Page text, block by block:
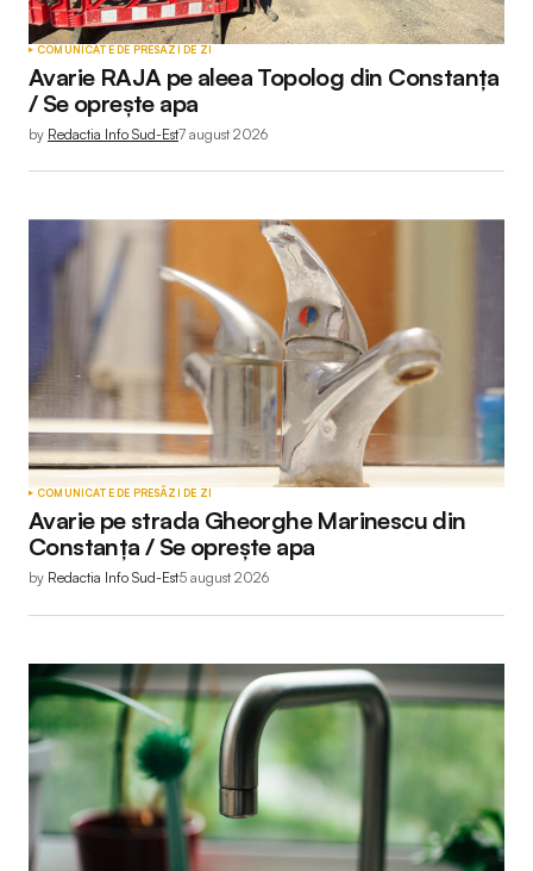
COMUNICATE DE PRESĂZI DE ZI
Avarie RAJA pe aleea Topolog din Constanța
/ Se oprește apa
by Redactia Info Sud-Est7 august 2026
COMUNICATE DE PRESĂZI DE ZI
Avarie pe strada Gheorghe Marinescu din
Constanța / Se oprește apa
by Redactia Info Sud-Est5 august 2026